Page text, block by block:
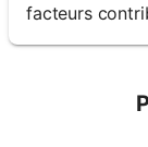
facteurs